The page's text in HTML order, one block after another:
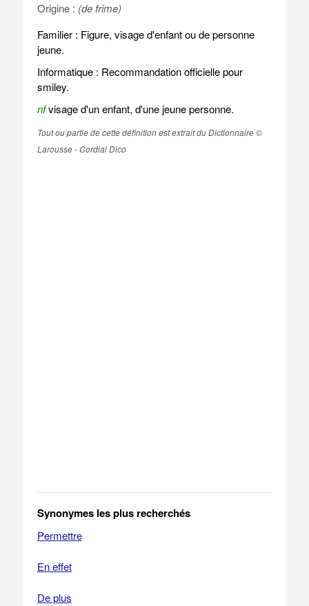
Origine : (de frime)
Familier : Figure, visage d'enfant ou de personne
jeune.
Informatique : Recommandation officielle pour
smiley.
nfvisage d'un enfant, d'une jeune personne.
Tout ou partie de cette définition est extrait du Dictionnaire ©
Larousse - Cordial Dico
Synonymes les plus recherchés
Permettre
En effet
De plus